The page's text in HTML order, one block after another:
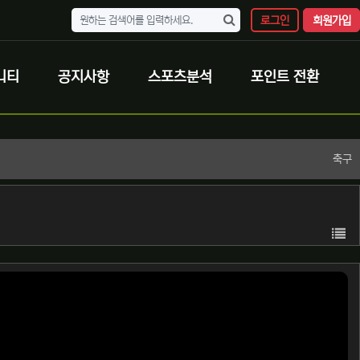
로그인 회원가입
티 공지사항 스포츠분석 포인트 전환
축구
목